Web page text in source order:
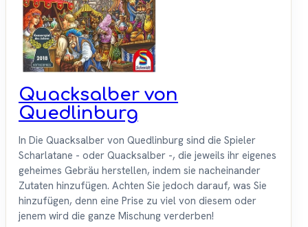
Quacksalber von
Quedlinburg
In Die Quacksalber von Quedlinburg sind die Spieler
Scharlatane - oder Quacksalber -, die jeweils ihr eigenes
geheimes Gebräu herstellen, indem sie nacheinander
Zutaten hinzufügen. Achten Sie jedoch darauf, was Sie
hinzufügen, denn eine Prise zu viel von diesem oder
jenem wird die ganze Mischung verderben!